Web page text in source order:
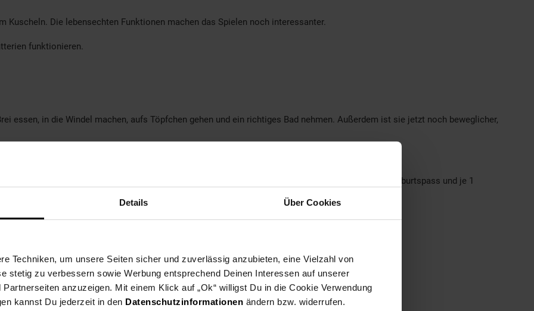
Details Über Cookies
Techniken, um unsere Seiten sicher und zuverlässig anzubieten, eine Vielzahl von
stetig zu verbessern sowie Werbung entsprechend Deinen Interessen auf unserer
anzuzeigen. Mit einem Klick auf „Ok“ willigst Du in die Cookie Verwendung
kannst Du jederzeit in den Datenschutzinformationen ändern bzw. widerrufen.
Kuscheln. Die lebensechten Funktionen machen das Spielen noch interessanter.
funktionieren.
essen, in die Windel machen, aufs Töpfchen gehen und ein richtiges Bad nehmen. Außerdem ist sie jetzt noch beweglicher,
1 Windel, 1 Teller mit Löffel, 1 Portion Brei, 1 Flasche, 1 Schnuller mit Schnullerkette, 1 Geburtspass und je 1
die verschluckt werden können. Erstickungsgefahr!